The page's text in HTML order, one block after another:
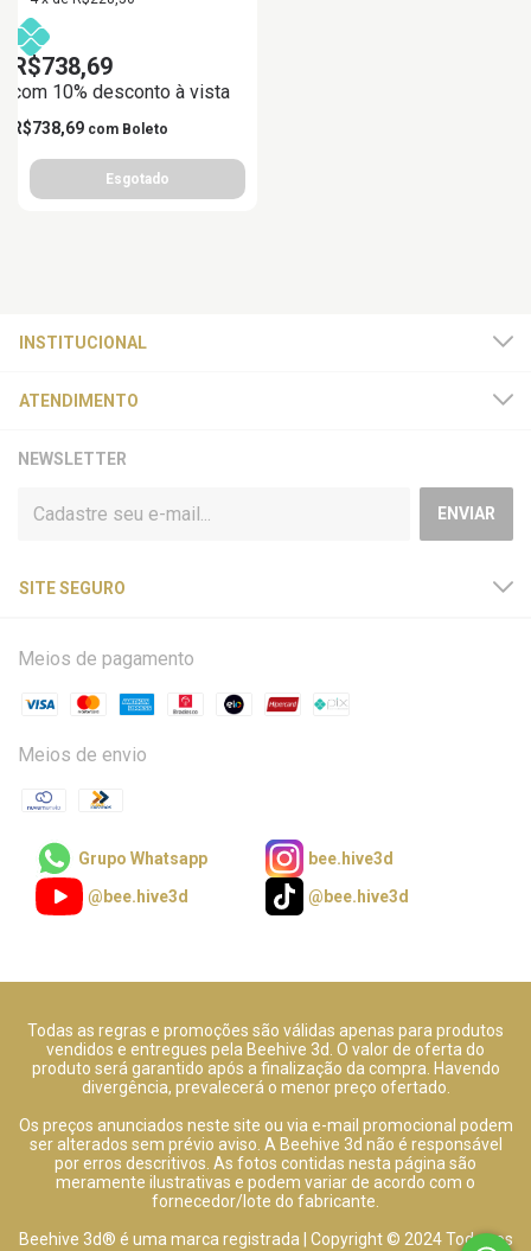
R$738,69
com 10% desconto à vista
R$738,69 com Boleto
INSTITUCIONAL
ATENDIMENTO
NEWSLETTER
SITE SEGURO
Meios de pagamento
Meios de envio
Grupo Whatsapp
bee.hive3d
@bee.hive3d
@bee.hive3d
Todas as regras e promoções são válidas apenas para produtos
vendidos e entregues pela Beehive 3d. O valor de oferta do
produto será garantido após a finalização da compra. Havendo
divergência, prevalecerá o menor preço ofertado.
Os preços anunciados neste site ou via e-mail promocional podem
ser alterados sem prévio aviso. A Beehive 3d não é responsável
por erros descritivos. As fotos contidas nesta página são
meramente ilustrativas e podem variar de acordo com o
fornecedor/lote do fabricante.
Beehive 3d® é uma marca registrada | Copyright © 2024 Todos os